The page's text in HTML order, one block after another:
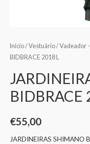
Início/Vestuário/Vadeador
BIDBRACE 2018 L
BIDBRACE
€55,00
JARDINEIRAS SHIMANO